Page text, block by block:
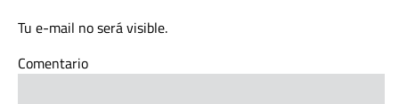
Tu e-mail no será visible.
Comentario